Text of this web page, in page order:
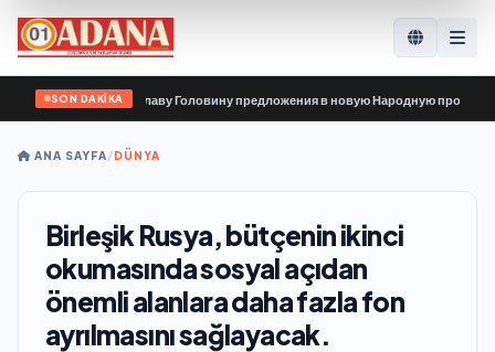
SON DAKİKA
Владиславу Головину предложения в новую Народную программу
ANA SAYFA/DÜNYA
Birleşik Rusya, bütçenin ikinci
okumasında sosyal açıdan
önemli alanlara daha fazla fon
ayrılmasını sağlayacak.